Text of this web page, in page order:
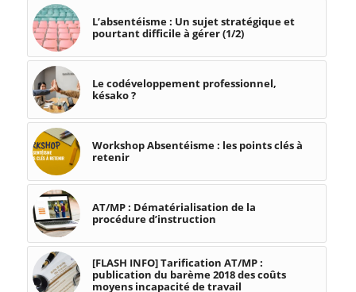
L’absentéisme : Un sujet stratégique et
pourtant difficile à gérer (1/2)
Le codéveloppement professionnel,
késako ?
Workshop Absentéisme : les points clés à
retenir
AT/MP : Dématérialisation de la
procédure d’instruction
[FLASH INFO] Tarification AT/MP :
publication du barème 2018 des coûts
moyens incapacité de travail